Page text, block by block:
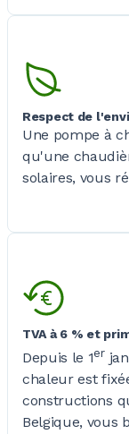
Respect de
Une pompe à
qu'une
solaires, vous
TVA à 6 % et
Depuis le 1er
chaleur est
constructions
Belgique, vous